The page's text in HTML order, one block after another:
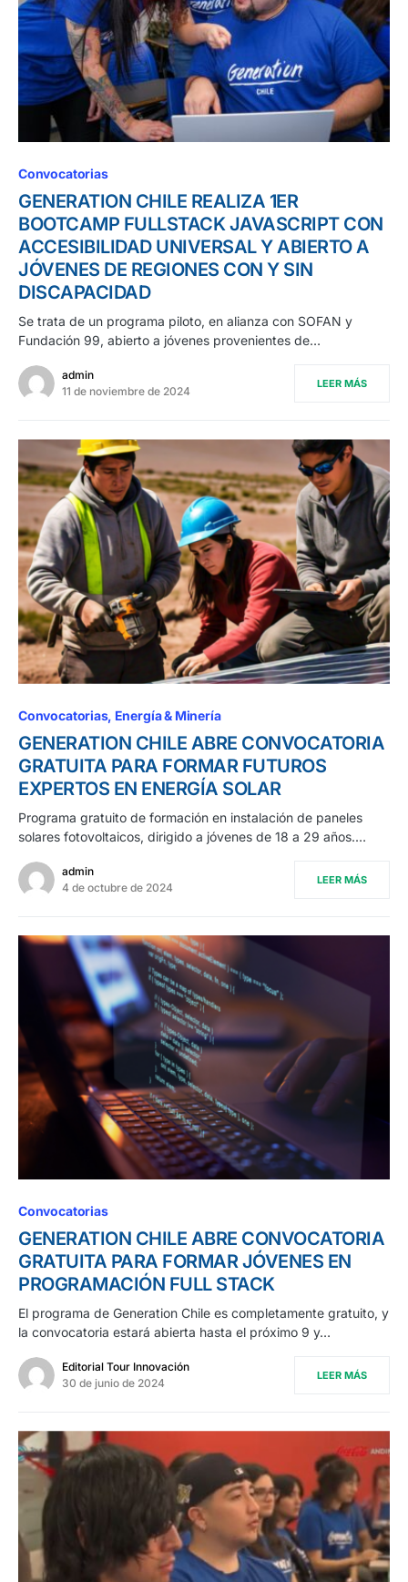
Convocatorias
GENERATION CHILE REALIZA 1ER
BOOTCAMP FULLSTACK JAVASCRIPT CON
ACCESIBILIDAD UNIVERSAL Y ABIERTO A
JÓVENES DE REGIONES CON Y SIN
DISCAPACIDAD
Se trata de un programa piloto, en alianza con SOFAN y
Fundación 99, abierto a jóvenes provenientes de…
admin
11 de noviembre de 2024
LEER MÁS
Convocatorias Energía & Minería
GENERATION CHILE ABRE CONVOCATORIA
GRATUITA PARA FORMAR FUTUROS
EXPERTOS EN ENERGÍA SOLAR
Programa gratuito de formación en instalación de paneles
solares fotovoltaicos, dirigido a jóvenes de 18 a 29 años.…
admin
4 de octubre de 2024
LEER MÁS
Convocatorias
GENERATION CHILE ABRE CONVOCATORIA
GRATUITA PARA FORMAR JÓVENES EN
PROGRAMACIÓN FULL STACK
El programa de Generation Chile es completamente gratuito, y
la convocatoria estará abierta hasta el próximo 9 y…
Editorial Tour Innovación
30 de junio de 2024
LEER MÁS